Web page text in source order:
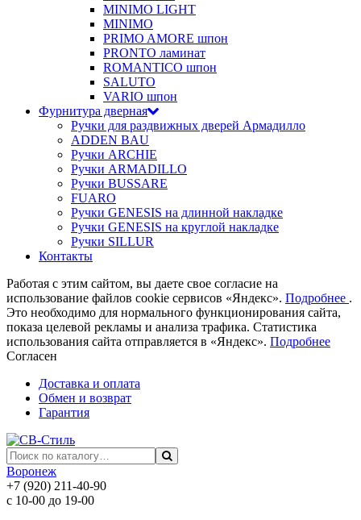
MINIMO LIGHT
MINIMO
PRIMO AMORE шпон
PRONTO ламинат
ROMANTICO шпон
SALUTO
VARIO шпон
Фурнитура дверная
Ручки для раздвижных дверей Армадилло
ADDEN BAU
Ручки ARCHIE
Ручки ARMADILLO
Ручки BUSSARE
FUARO
Ручки GENESIS на длинной накладке
Ручки GENESIS на круглой накладке
Ручки SILLUR
Контакты
Работая с этим сайтом, вы даете свое согласие на
использование файлов cookie сервисов «Яндекс». Подробнее .
Это необходимо для нормального функционирования сайта,
показа целевой рекламы и анализа трафика. Статистика
использования сайта отправляется в «Яндекс». Подробнее
Согласен
Доставка и оплата
Обмен и возврат
Гарантия
Воронеж
+7 (920) 211-40-90
с 10-00 до 19-00